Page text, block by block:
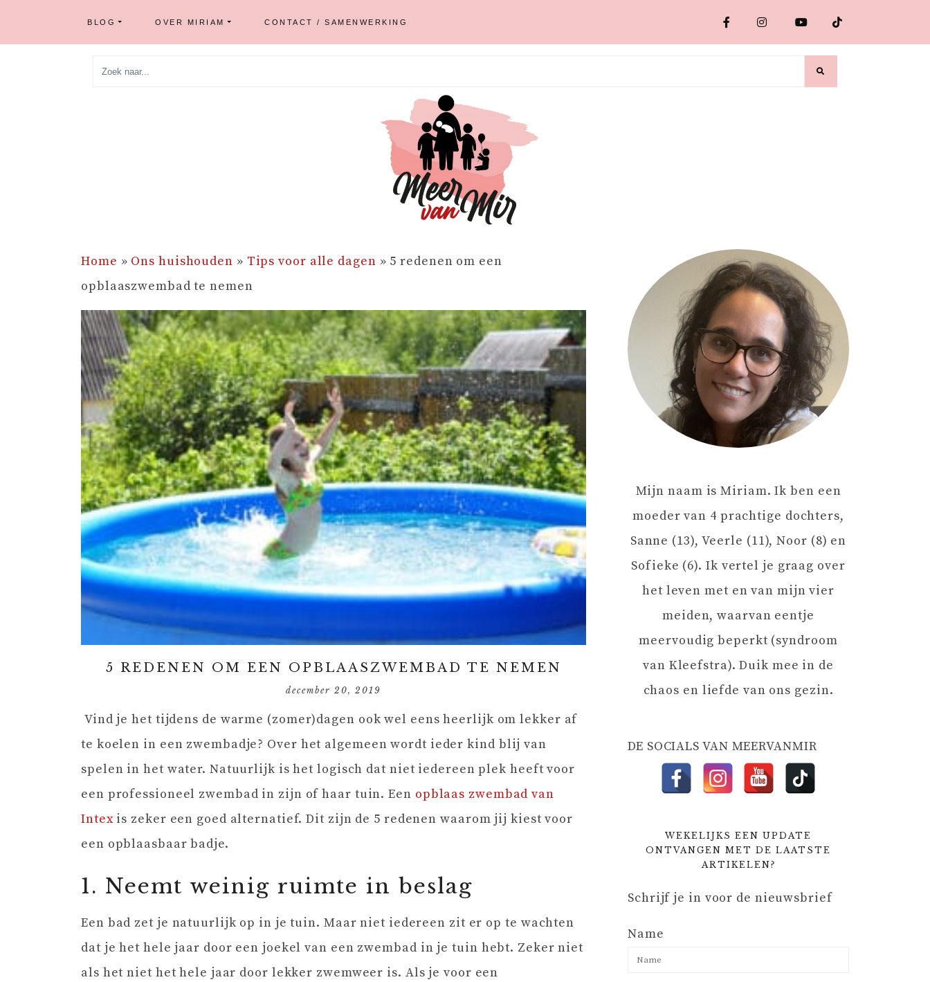
BLOG OVER MIRIAM CONTACT / SAMENWERKING
Home » Ons huishouden » Tips voor alle dagen » 5 redenen om een
opblaaszwembad te nemen
5 REDENEN OM EEN OPBLAASZWEMBAD TE NEMEN
december 20, 2019
Vind je het tijdens de warme (zomer)dagen ook wel eens heerlijk om lekker af
te koelen in een zwembadje? Over het algemeen wordt ieder kind blij van
spelen in het water. Natuurlijk is het logisch dat niet iedereen plek heeft voor
een professioneel zwembad in zijn of haar tuin. Een opblaas zwembad van
Intexis zeker een goed alternatief. Dit zijn de 5 redenen waarom jij kiest voor
een opblaasbaar badje.
1. Neemt weinig ruimte in beslag
Een bad zet je natuurlijk op in je tuin. Maar niet iedereen zit er op te wachten
dat je het hele jaar door een joekel van een zwembad in je tuin hebt. Zeker niet
als het niet het hele jaar door lekker zwemweer is. Als je voor een
Mijn naam is Miriam. Ik ben een
moeder van 4 prachtige dochters,
Sanne (13), Veerle (11), Noor (8) en
Sofieke (6). Ik vertel je graag over
het leven met en van mijn vier
meiden, waarvan eentje
meervoudig beperkt (syndroom
van Kleefstra). Duik mee in de
chaos en liefde van ons gezin.
DE SOCIALS VAN MEERVANMIR
WEKELIJKS EEN UPDATE
ONTVANGEN MET DE LAATSTE
ARTIKELEN?
Schrijf je in voor de nieuwsbrief
Name